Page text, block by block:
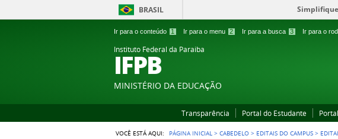
BRASIL
Ir para o conteúdo 1 Ir para o menu 2 Ir para a busca 3 Ir para o
Instituto Federal da Paraiba
IFPB
MINISTÉRIO DA EDUCAÇÃO
Transparência Portal do Estudante
VOCÊ ESTÁ AQUI: PÁGINA INICIAL >CABEDELO > EDITAIS DO CAMPUS >